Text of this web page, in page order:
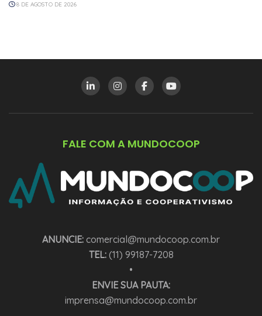
8 DE AGOSTO DE 2026
FALE COM A MUNDOCOOP
ANUNCIE: comercial@mundocoop.com.br
TEL:(11) 99187-7208
•
ENVIE SUA PAUTA:
imprensa@mundocoop.com.br